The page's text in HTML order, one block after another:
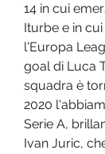
14 in cui
Iturbe e in
l'Europa
goal di Luca
squadra è
2020
Serie A,
Ivan Juric,